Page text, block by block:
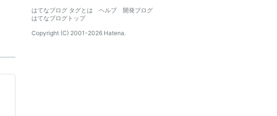
はてなブログ タグとは
ヘルプ
開発ブログ
はてなブログトップ
Copyright (C) 2001-2026 Hatena.